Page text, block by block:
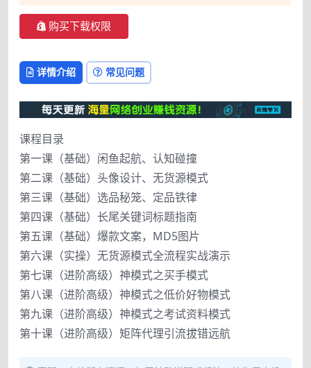
购买下载权限
详情介绍 常见问题
课程目录
第一课（基础）闲鱼起航、认知碰撞
第二课（基础）头像设计、无货源模式
第三课（基础）选品秘笼、定品铁律
第四课（基础）长尾关键词标题指南
第五课（基础）爆款文案，MD5图片
第六课（实操）无货源模式全流程实战演示
第七课（进阶高级）神模式之买手模式
第八课（进阶高级）神模式之低价好物模式
第九课（进阶高级）神模式之考试资料模式
第十课（进阶高级）矩阵代理引流拔错远航